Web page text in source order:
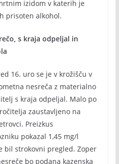
izidom v katerih je
prisoten alkohol.
s kraja odpeljal in
16. uro se je v krožišču v
nesreča z materialno
s kraja odpeljal. Malo po
zaustavljeno na
Preizkus
pokazal 1,45 mg/l
bil strokovni pregled. Zoper
bo podana kazenska